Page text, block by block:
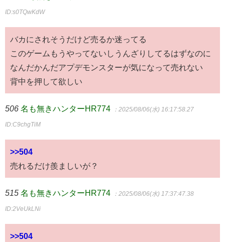
ID:s0TQwKdW
バカにされそうだけど売るか迷ってる
このゲームもうやってないしうんざりしてるはずなのに
なんだかんだアプデモンスターが気になって売れない
背中を押して欲しい
506 名も無きハンターHR774 ：2025/08/06(水) 16:17:58.27
ID:C9chgTiM
>>504
売れるだけ羨ましいが？
515 名も無きハンターHR774 ：2025/08/06(水) 17:37:47.38
ID:2VeUkLNi
>>504